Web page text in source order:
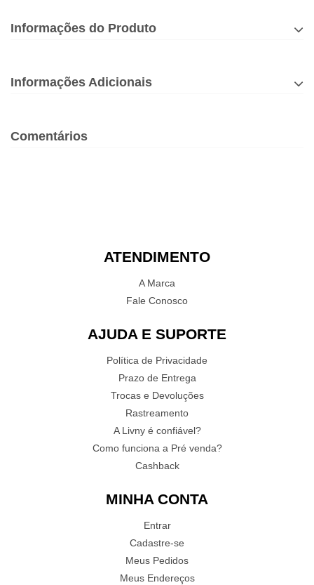
Informações do Produto
Informações Adicionais
Comentários
ATENDIMENTO
A Marca
Fale Conosco
AJUDA E SUPORTE
Política de Privacidade
Prazo de Entrega
Trocas e Devoluções
Rastreamento
A Livny é confiável?
Como funciona a Pré venda?
Cashback
MINHA CONTA
Entrar
Cadastre-se
Meus Pedidos
Meus Endereços